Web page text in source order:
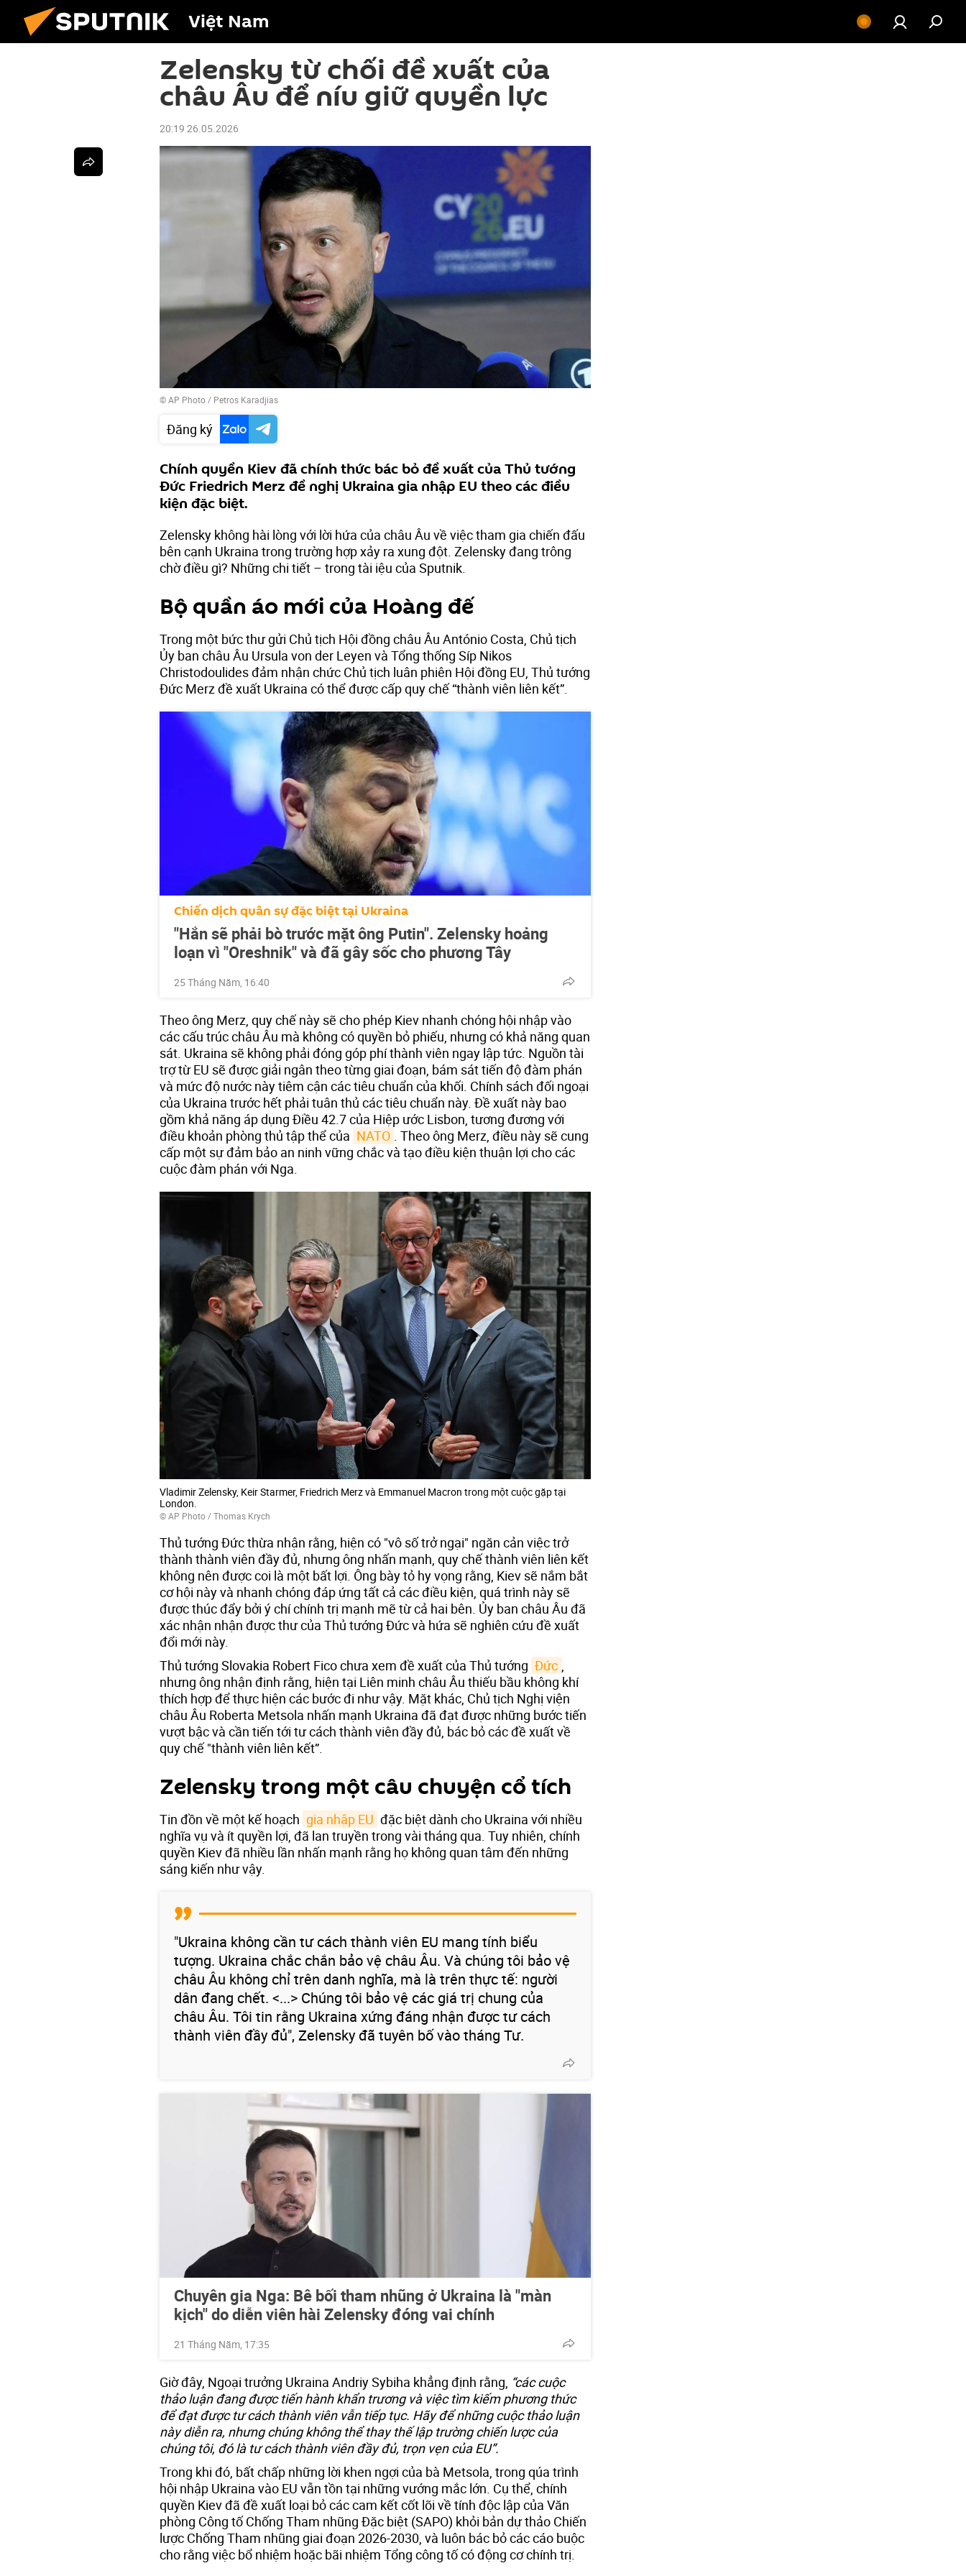
Việt Nam
Zelensky từ chối đề xuất của
châu Âu để níu giữ quyền lực
20:19 26.05.2026
© AP Photo / Petros Karadjias
Đăng ký
Chính quyền Kiev đã chính thức bác bỏ đề xuất của Thủ tướng
Đức Friedrich Merz đề nghị Ukraina gia nhập EU theo các điều
kiện đặc biệt.
Zelensky không hài lòng với lời hứa của châu Âu về việc tham gia chiến đấu
bên cạnh Ukraina trong trường hợp xảy ra xung đột. Zelensky đang trông
chờ điều gì? Những chi tiết – trong tài iệu của Sputnik.
Bộ quần áo mới của Hoàng đế
Trong một bức thư gửi Chủ tịch Hội đồng châu Âu António Costa, Chủ tịch
Ủy ban châu Âu Ursula von der Leyen và Tổng thống Síp Nikos
Christodoulides đảm nhận chức Chủ tịch luân phiên Hội đồng EU, Thủ tướng
Đức Merz đề xuất Ukraina có thể được cấp quy chế “thành viên liên kết”.
Chiến dịch quân sự đặc biệt tại Ukraina
"Hắn sẽ phải bò trước mặt ông Putin". Zelensky hoảng
loạn vì "Oreshnik" và đã gây sốc cho phương Tây
25 Tháng Năm, 16:40
Theo ông Merz, quy chế này sẽ cho phép Kiev nhanh chóng hội nhập vào
các cấu trúc châu Âu mà không có quyền bỏ phiếu, nhưng có khả năng quan
sát. Ukraina sẽ không phải đóng góp phí thành viên ngay lập tức. Nguồn tài
trợ từ EU sẽ được giải ngân theo từng giai đoạn, bám sát tiến độ đàm phán
và mức độ nước này tiêm cận các tiêu chuẩn của khối. Chính sách đối ngoại
của Ukraina trước hết phải tuân thủ các tiêu chuẩn này. Đề xuất này bao
gồm khả năng áp dụng Điều 42.7 của Hiệp ước Lisbon, tương đương với
điều khoản phòng thủ tập thể của NATO . Theo ông Merz, điều này sẽ cung
cấp một sự đảm bảo an ninh vững chắc và tạo điều kiện thuận lợi cho các
cuộc đàm phán với Nga.
Vladimir Zelensky, Keir Starmer, Friedrich Merz và Emmanuel Macron trong một cuộc gặp tại
London.
© AP Photo / Thomas Krych
Thủ tướng Đức thừa nhận rằng, hiện có "vô số trở ngại" ngăn cản việc trở
thành thành viên đầy đủ, nhưng ông nhấn mạnh, quy chế thành viên liên kết
không nên được coi là một bất lợi. Ông bày tỏ hy vọng rằng, Kiev sẽ nắm bắt
cơ hội này và nhanh chóng đáp ứng tất cả các điều kiện, quá trình này sẽ
được thúc đẩy bởi ý chí chính trị mạnh mẽ từ cả hai bên. Ủy ban châu Âu đã
xác nhận nhận được thư của Thủ tướng Đức và hứa sẽ nghiên cứu đề xuất
đổi mới này.
Thủ tướng Slovakia Robert Fico chưa xem đề xuất của Thủ tướng Đức ,
nhưng ông nhận định rằng, hiện tại Liên minh châu Âu thiếu bầu không khí
thích hợp để thực hiện các bước đi như vậy. Mặt khác, Chủ tịch Nghị viện
châu Âu Roberta Metsola nhấn mạnh Ukraina đã đạt được những bước tiến
vượt bậc và cần tiến tới tư cách thành viên đầy đủ, bác bỏ các đề xuất về
quy chế "thành viên liên kết”.
Zelensky trong một câu chuyện cổ tích
Tin đồn về một kế hoạch gia nhập EU đặc biệt dành cho Ukraina với nhiều
nghĩa vụ và ít quyền lợi, đã lan truyền trong vài tháng qua. Tuy nhiên, chính
quyền Kiev đã nhiều lần nhấn mạnh rằng họ không quan tâm đến những
sáng kiến ​​như vậy.
"Ukraina không cần tư cách thành viên EU mang tính biểu
tượng. Ukraina chắc chắn bảo vệ châu Âu. Và chúng tôi bảo vệ
châu Âu không chỉ trên danh nghĩa, mà là trên thực tế: người
dân đang chết. <...> Chúng tôi bảo vệ các giá trị chung của
châu Âu. Tôi tin rằng Ukraina xứng đáng nhận được tư cách
thành viên đầy đủ", Zelensky đã tuyên bố vào tháng Tư.
Chuyên gia Nga: Bê bối tham nhũng ở Ukraina là "màn
kịch" do diễn viên hài Zelensky đóng vai chính
21 Tháng Năm, 17:35
Giờ đây, Ngoại trưởng Ukraina Andriy Sybiha khẳng định rằng, “các cuộc
thảo luận đang được tiến hành khẩn trương và việc tìm kiếm phương thức
để đạt được tư cách thành viên vẫn tiếp tục. Hãy để những cuộc thảo luận
này diễn ra, nhưng chúng không thể thay thế lập trường chiến lược của
chúng tôi, đó là tư cách thành viên đầy đủ, trọn vẹn của EU”.
Trong khi đó, bất chấp những lời khen ngợi của bà Metsola, trong qúa trình
hội nhập Ukraina vào EU vẫn tồn tại những vướng mắc lớn. Cụ thể, chính
quyền Kiev đã đề xuất loại bỏ các cam kết cốt lõi về tính độc lập của Văn
phòng Công tố Chống Tham nhũng Đặc biệt (SAPO) khỏi bản dự thảo Chiến
lược Chống Tham nhũng giai đoạn 2026-2030, và luôn bác bỏ các cáo buộc
cho rằng việc bổ nhiệm hoặc bãi nhiệm Tổng công tố có động cơ chính trị.